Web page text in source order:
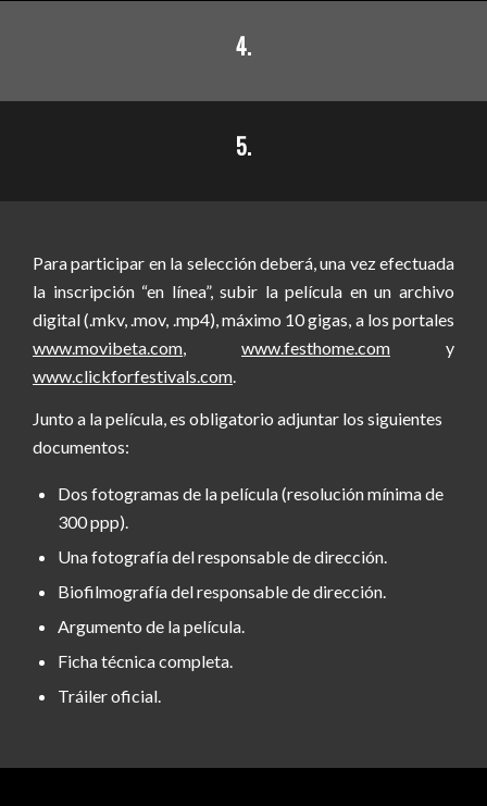
4.
5.
Para participar en la selección deberá, una vez efectuada
la inscripción “en línea”, subir la película en un archivo
digital (.mkv, .mov, .mp4), máximo 10 gigas, a los portales
www.movibeta.com
www.festhome.com y
www.clickforfestivals.com
Junto a la película, es obligatorio adjuntar los siguientes
documentos:
Dos fotogramas de la película (resolución mínima de
300 ppp).
Una fotografía del responsable de dirección.
Biofilmografía del responsable de dirección.
Argumento de la película.
Ficha técnica completa.
Tráiler oficial.